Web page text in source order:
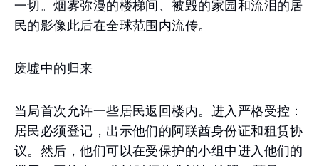
一切。烟雾弥漫的楼梯间、被毁的家园和流泪的居
民的影像此后在全球范围内流传。
废墟中的归来
当局首次允许一些居民返回楼内。进入严格受控：
居民必须登记，出示他们的阿联酋身份证和租赁协
议。然后，他们可以在受保护的小组中进入他们的